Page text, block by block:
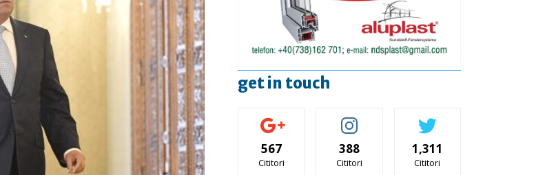
get in touch
567
Cititori
388
Cititori
1,311
Cititori